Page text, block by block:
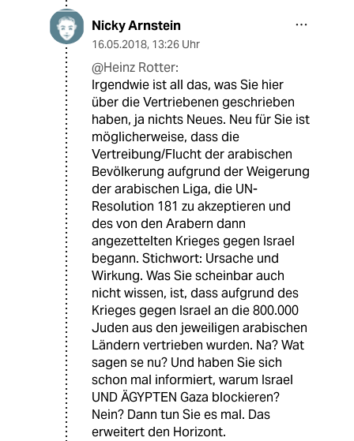
Nicky Arnstein
16.05.2018, 13:26 Uhr
@Heinz Rotter:
Irgendwie ist all das, was Sie hier
über die Vertriebenen geschrieben
haben, ja nichts Neues. Neu für Sie ist
möglicherweise, dass die
Vertreibung/Flucht der arabischen
Bevölkerung aufgrund der Weigerung
der arabischen Liga, die UN-
Resolution 181 zu akzeptieren und
des von den Arabern dann
angezettelten Krieges gegen Israel
begann. Stichwort: Ursache und
Wirkung. Was Sie scheinbar auch
nicht wissen, ist, dass aufgrund des
Krieges gegen Israel an die 800.000
Juden aus den jeweiligen arabischen
Ländern vertrieben wurden. Na? Wat
sagen se nu? Und haben Sie sich
schon mal informiert, warum Israel
UND ÄGYPTEN Gaza blockieren?
Nein? Dann tun Sie es mal. Das
erweitert den Horizont.